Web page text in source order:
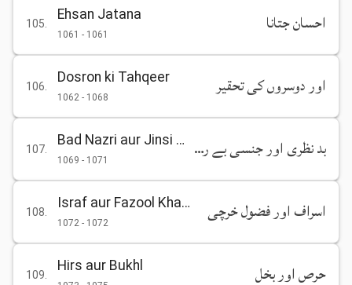
105
Ehsan Jatana
1061 - 1061 احسان جتانا
106
Dosron ki Tahqeer
1062 - 1068 اور دوسروں کی تحقیر
107
Bad Nazri aur Jinsi Be-Rah Rawai
1069 - 1071 بد نظری اور جنسی بے راہ روی
108
Israf aur Fazool Kharchi
1072 - 1072 اسراف اور فضول خرچی
109
Hirs aur Bukhl حرص اور بخل